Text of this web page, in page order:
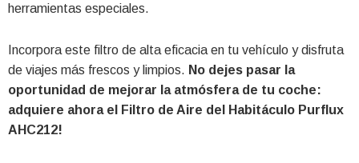
herramientas especiales.
Incorpora este filtro de alta eficacia en tu vehículo y disfruta
de viajes más frescos y limpios. No dejes pasar la
oportunidad de mejorar la atmósfera de tu coche:
adquiere ahora el Filtro de Aire del Habitáculo Purflux
AHC212!